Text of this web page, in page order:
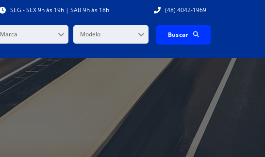
SEG - SEX 9h às 19h | SAB 9h às 18h (48) 4042-1969
Marca Modelo Buscar